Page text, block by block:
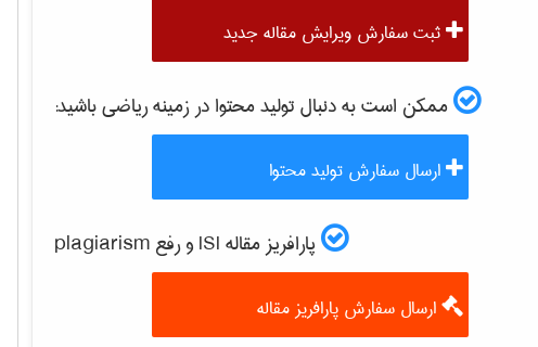
ثبت سفارش ویرایش مقاله جدید
ممکن است به دنبال تولید محتوا در زمینهرياضیباشید:
ارسال سفارش تولید محتوا
پارافریز مقاله ISI و رفع plagiarism
ارسال سفارش پارافریز مقاله